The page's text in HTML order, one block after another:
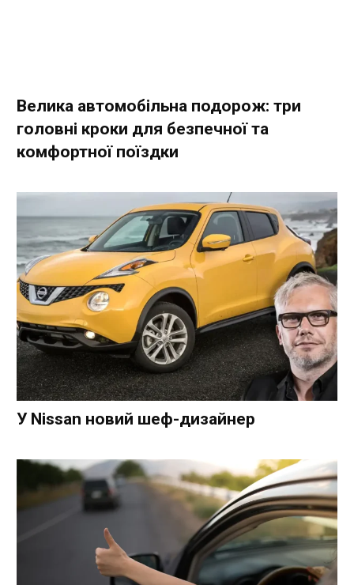
Велика автомобільна подорож: три
головні кроки для безпечної та
комфортної поїздки
У Nissan новий шеф-дизайнер